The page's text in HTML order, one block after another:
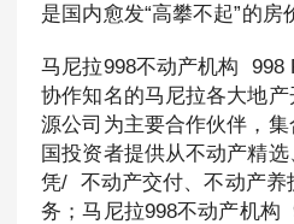
是国内愈发“高攀不起”的房
马尼拉998不动产机构 998
协作知名的马尼拉各大地
源公司为主要合作伙伴，
国投资者提供从不动产精
凭/ 不动产交付、不动产养
务；马尼拉998不动产机构